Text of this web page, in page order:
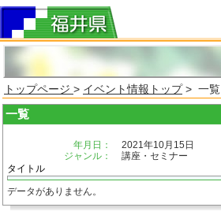
トップページ > イベント情報トップ> 一覧
一覧
年月日：
2021年10月15日
ジャンル：
講座・セミナー
タイトル
データがありません。